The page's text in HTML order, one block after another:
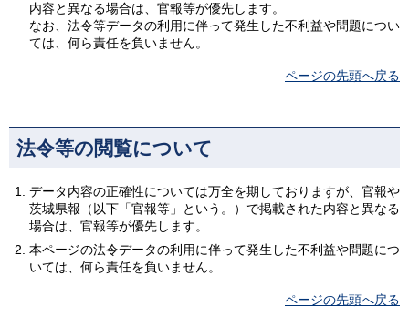
内容と異なる場合は、官報等が優先します。
なお、法令等データの利用に伴って発生した不利益や問題につい
ては、何ら責任を負いません。
ページの先頭へ戻る
法令等の閲覧について
データ内容の正確性については万全を期しておりますが、官報や
茨城県報（以下「官報等」という。）で掲載された内容と異なる
場合は、官報等が優先します。
本ページの法令データの利用に伴って発生した不利益や問題につ
いては、何ら責任を負いません。
ページの先頭へ戻る